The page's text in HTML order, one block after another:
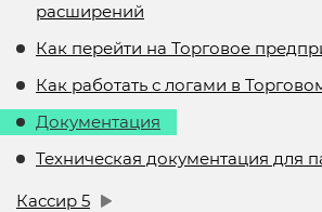
расширений
Как перейти на Торговое
Как работать с логами в
Документация
Техническая документация для
Кассир 5